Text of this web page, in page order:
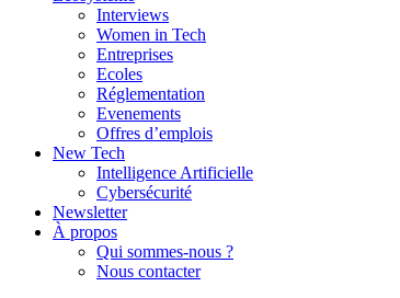
Interviews
Women in Tech
Entreprises
Ecoles
Réglementation
Evenements
Offres d’emplois
New Tech
Intelligence Artificielle
Cybersécurité
Newsletter
À propos
Qui sommes-nous ?
Nous contacter